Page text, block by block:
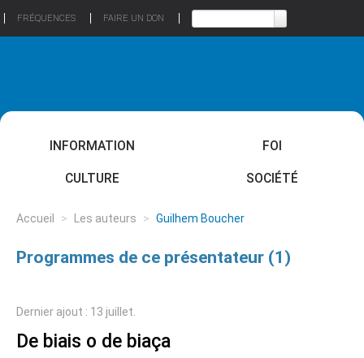
FRÉQUENCES FAIRE UN DON
INFORMATION FOI
CULTURE SOCIÉTÉ
Accueil > Les auteurs > Guilhem Boucher
Programmes de ce présentateur (1)
Dernier ajout : 13 juillet.
De biais o de biaça